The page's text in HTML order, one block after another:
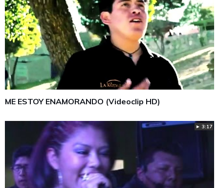
ME ESTOY ENAMORANDO (Videoclip HD)
► 3:17